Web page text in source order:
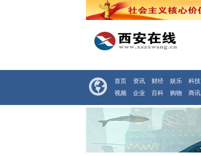
首页 资讯 财经 娱乐 科技
视频
企业 百科 购物 商讯